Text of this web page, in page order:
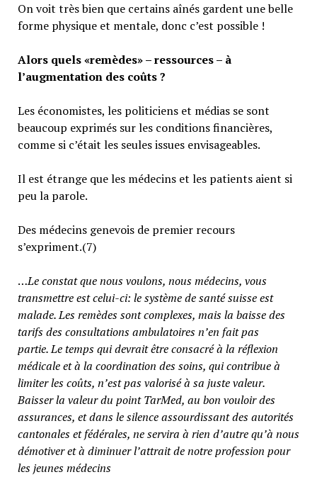
On voit très bien que certains aînés gardent une belle
forme physique et mentale, donc c’est possible !
Alors quels «remèdes» – ressources – à
l’augmentation des coûts ?
Les économistes, les politiciens et médias se sont
beaucoup exprimés sur les conditions financières,
comme si c’était les seules issues envisageables.
Il est étrange que les médecins et les patients aient si
peu la parole.
Des médecins genevois de premier recours
s’expriment.(7)
…Le constat que nous voulons, nous médecins, vous
transmettre est celui-ci: le système de santé suisse est
malade. Les remèdes sont complexes, mais la baisse des
tarifs des consultations ambulatoires n’en fait pas
partie.Le temps qui devrait être consacré à la réflexion
médicale et à la coordination des soins, qui contribue à
limiter les coûts, n’est pas valorisé à sa juste valeur.
Baisser la valeur du point TarMed, au bon vouloir des
assurances, et dans le silence assourdissant des autorités
cantonales et fédérales, ne servira à rien d’autre qu’à nous
démotiver et à diminuer l’attrait de notre profession pour
les jeunes médecins